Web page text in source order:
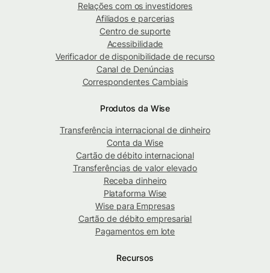
Relações com os investidores
Afiliados e parcerias
Centro de suporte
Acessibilidade
Verificador de disponibilidade de recurso
Canal de Denúncias
Correspondentes Cambiais
Produtos da Wise
Transferência internacional de dinheiro
Conta da Wise
Cartão de débito internacional
Transferências de valor elevado
Receba dinheiro
Plataforma Wise
Wise para Empresas
Cartão de débito empresarial
Pagamentos em lote
Recursos